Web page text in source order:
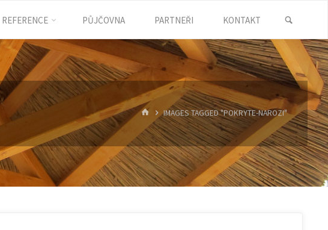
REFERENCE PŮJČOVNA PARTNEŘI KONTAKT
HOMEIMAGES TAGGED "POKRYTE-NAROZI"